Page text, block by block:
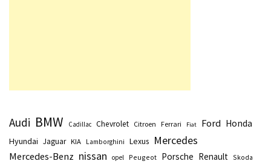
Audi BMW Cadillac Chevrolet Citroen Ferrari Fiat Ford Honda
Hyundai Jaguar KIA Lamborghini Lexus Mercedes
Mercedes-Benz nissan opel Peugeot Porsche Renault Skoda